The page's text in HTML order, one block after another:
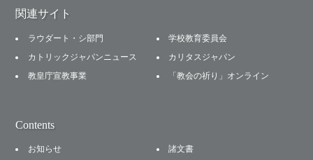
関連サイト
ラウダート・シ部門
学校教育委員会
カトリックジャパンニュース
カリタスジャパン
教皇庁宣教事業
「教会の祈り」オンライン
Contents
お知らせ
諸文書